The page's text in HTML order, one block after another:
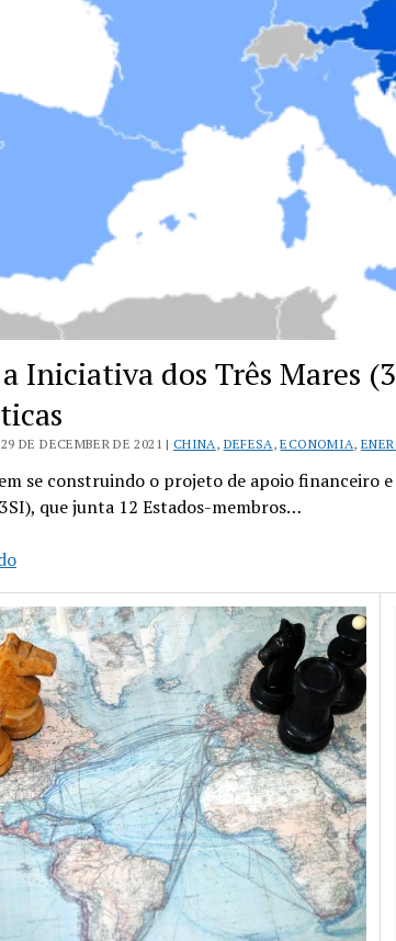
Iniciativa dos Três Mares
DE DECEMBER DE 2021 |CHINA, DEFESA,ECONOMIA,
se construindo o projeto de apoio financeiro
que junta 12 Estados-membros…
O
é
a
Iniciativa
dos
Três
Mares
(3SI)
na
Europa
e
Suas
Implicações
Geopolíticas